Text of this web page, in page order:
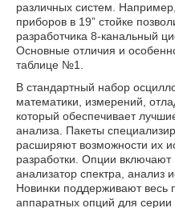
различных систем.
приборов в 19” стойке
разработчика 8-канальный
Основные отличия и
таблице №1.
В стандартный набор
математики, измерений,
который обеспечивает
анализа. Пакеты
расширяют возможности их
разработки. Опции
анализатор спектра, анализ
Новинки поддерживают весь
аппаратных опций для серии